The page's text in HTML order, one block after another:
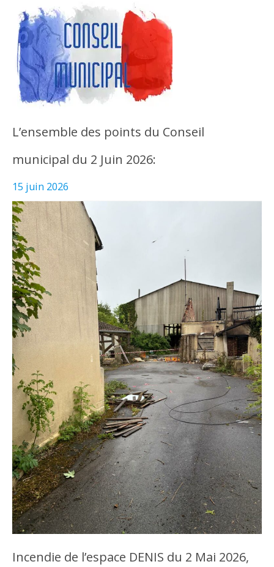
L’ensemble des points du Conseil
municipal du 2 Juin 2026:
15 juin 2026
Incendie de l’espace DENIS du 2 Mai 2026,